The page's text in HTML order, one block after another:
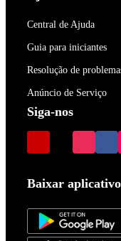
Central de Ajuda
Guia para iniciantes
Resolução de
Anúncio de Serviço
Siga-nos
Baixar aplicativo